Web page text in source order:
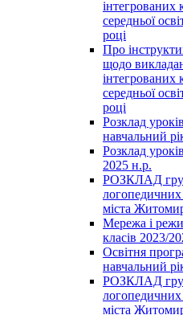
інтегрованих
середньої
році
Про
щодо
інтегрованих
середньої
році
Розклад
навчальний
Розклад
2025 н.р.
РОЗКЛАД
міста
Мережа і
класів 2023/
Освітня
навчальний
РОЗКЛАД
міста